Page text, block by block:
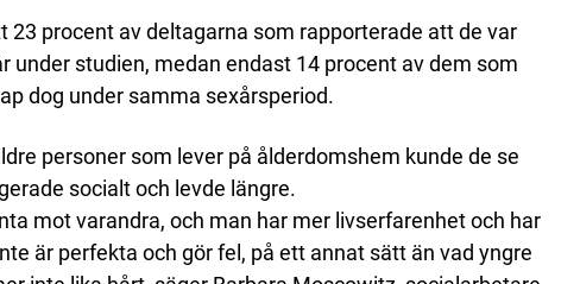
23 procent av deltagarna som rapporterade att de var
under studien, medan endast 14 procent av dem som
dog under samma sexårsperiod.
personer som lever på ålderdomshem kunde de se
socialt och levde längre.
mot varandra, och man har mer livserfarenhet och har
är perfekta och gör fel, på ett annat sätt än vad yngre